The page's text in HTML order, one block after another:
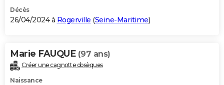
Décès
26/04/2024 à Rogerville (Seine-Maritime)
Marie FAUQUE (97 ans)
Créer une cagnotte obsèques
Naissance